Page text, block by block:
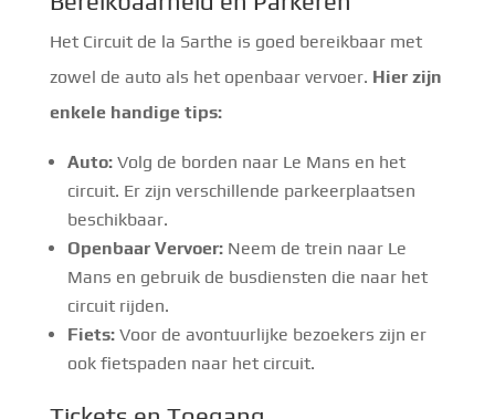
Het Circuit de la Sarthe is goed bereikbaar met
zowel de auto als het openbaar vervoer. Hier zijn
enkele handige tips:
Auto:Volg de borden naar Le Mans en het
circuit. Er zijn verschillende parkeerplaatsen
beschikbaar.
Openbaar Vervoer:Neem de trein naar Le
Mans en gebruik de busdiensten die naar het
circuit rijden.
Fiets:Voor de avontuurlijke bezoekers zijn er
ook fietspaden naar het circuit.